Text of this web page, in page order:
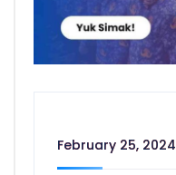
February 25, 2024